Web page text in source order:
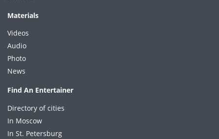
Materials
Videos
Audio
Photo
News
Find An Entertainer
Directory of cities
In Moscow
In St. Petersburg